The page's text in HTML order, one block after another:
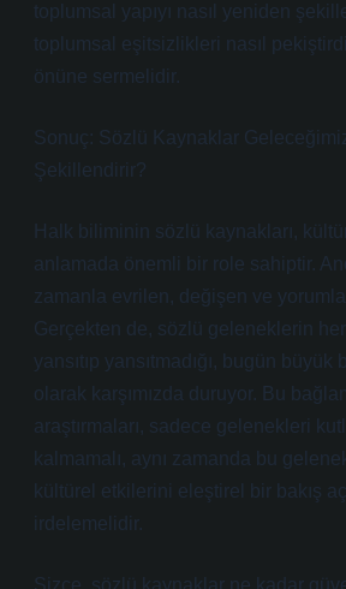
toplumsal yapıyı nasıl yeniden
toplumsal eşitsizlikleri nasıl
önüne sermelidir.
Sonuç: Sözlü Kaynaklar
Şekillendirir?
Halk biliminin sözlü kaynakları,
anlamada önemli bir role sahiptir.
zamanla evrilen, değişen ve
Gerçekten de, sözlü geleneklerin
yansıtıp yansıtmadığı, bugün büyük
olarak karşımızda duruyor. Bu
araştırmaları, sadece gelenekleri
kalmamalı, aynı zamanda bu
kültürel etkilerini eleştirel bir bakış
irdelemelidir.
Sizce, sözlü kaynaklar ne kadar